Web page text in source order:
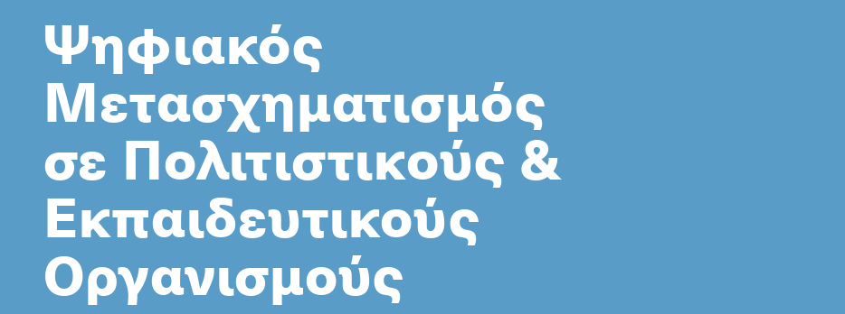
Ψηφιακός
Μετασχηματισμός
σε Πολιτιστικούς &
Εκπαιδευτικούς
Οργανισμούς